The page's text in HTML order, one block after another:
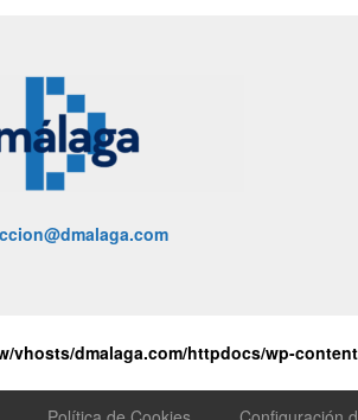
vhosts/dmalaga.com/httpdocs/wp-